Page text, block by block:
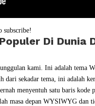
subscribe!
Di Dunia
kami. Ini adalah tema
sekadar tema, ini adalah
menyentuh satu baris
masa depan WYSIWYG dan